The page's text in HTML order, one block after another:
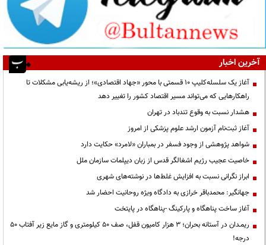
آخرین اخبار
آغاز یک سلسله‌کلیپ ۱۰ قسمتی با محور «جهاد اقتصادی»؛ از ریشه‌یابی مشکلات تا
راهکارهایی که می‌تواند مسیر اقتصاد کشور را تغییر دهد
هشدار نسبت به وقوع تندباد در تهران
آغاز ثبت‌نام آزمون ارشد علوم پزشکی از امروز
شواهد پژوهشی از وجود فسفر در بمباران «لامرد» حکایت دارد
خاصیت عجیب رژیم اشغالگر قدس از زبان دیپلمات سازمان ملل
ابراز نگرانی نسبت به افزایش غلط‌ها در نوشته‌های شهری
جهانگیر: محمدباقر خرازی به دادگاه ویژه روحانیت احضار شد
آغاز ساخت پناهگاه و پارکینگ -پناهگاه در پایتخت
ریمـدان در آستانه بحران؛ ۳ هزار کامیون قفل، صف ۵۰ کیلومتری و گاز مایع زیر آفتاب ۵۰
درجه!